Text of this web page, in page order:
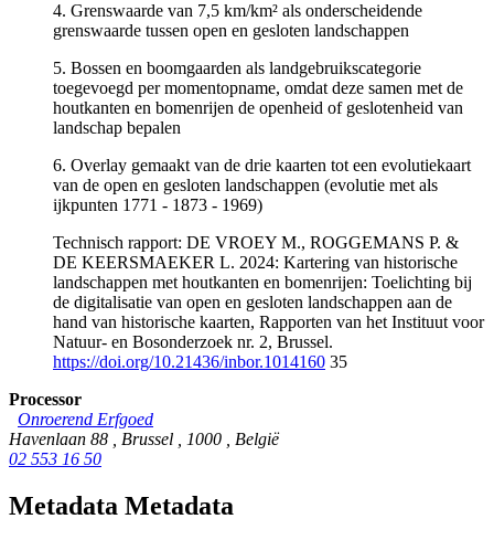
4. Grenswaarde van 7,5 km/km² als onderscheidende
grenswaarde tussen open en gesloten landschappen
5. Bossen en boomgaarden als landgebruikscategorie
toegevoegd per momentopname, omdat deze samen met de
houtkanten en bomenrijen de openheid of geslotenheid van
landschap bepalen
6. Overlay gemaakt van de drie kaarten tot een evolutiekaart
van de open en gesloten landschappen (evolutie met als
ijkpunten 1771 - 1873 - 1969)
Technisch rapport: DE VROEY M., ROGGEMANS P. &
DE KEERSMAEKER L. 2024: Kartering van historische
landschappen met houtkanten en bomenrijen: Toelichting bij
de digitalisatie van open en gesloten landschappen aan de
hand van historische kaarten, Rapporten van het Instituut voor
Natuur- en Bosonderzoek nr. 2, Brussel.
https://doi.org/10.21436/inbor.1014160 35
Processor
Onroerend Erfgoed
Havenlaan 88
Brussel 1000
België
02 553 16 50
Metadata Metadata